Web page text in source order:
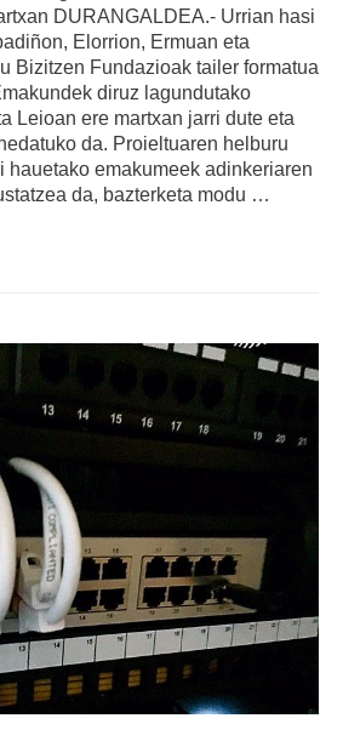
DURANGALDEA.- Urrian hasi
Elorrion, Ermuan eta
Bizitzen Fundazioak tailer formatua
diruz lagundutako
Leioan ere martxan jarri dute eta
da. Proieltuaren helburu
hauetako emakumeek adinkeriaren
da, bazterketa modu …